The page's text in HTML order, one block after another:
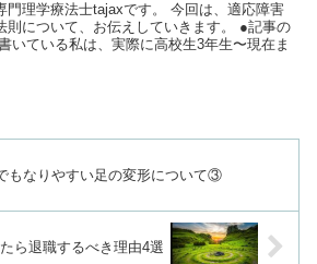
門理学療法士tajaxです。 今回は、適応障害
則について、お伝えしていきます。 ●記事の
いている私は、実際に高校生3年生〜現在ま
もなりやすい足の変形について③
ら退職するべき理由4選